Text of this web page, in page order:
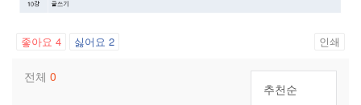
좋아요 4 싫어요 2 인쇄
전체 0
추천순